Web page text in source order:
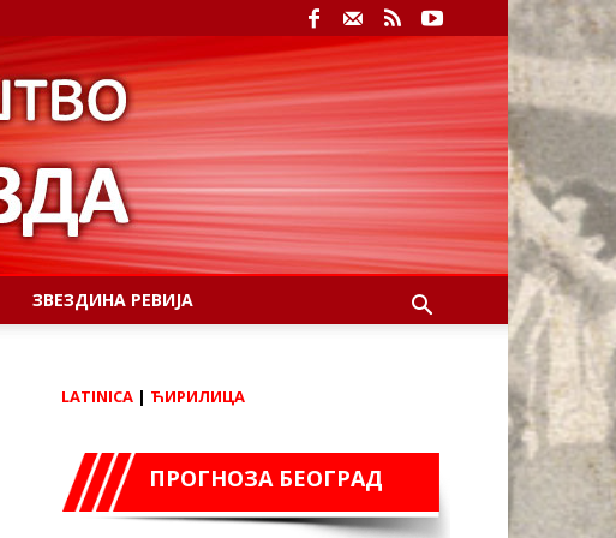
ЗВЕЗДИНА РЕВИЈА
LATINICA | ЋИРИЛИЦА
ПРОГНОЗА БЕОГРАД